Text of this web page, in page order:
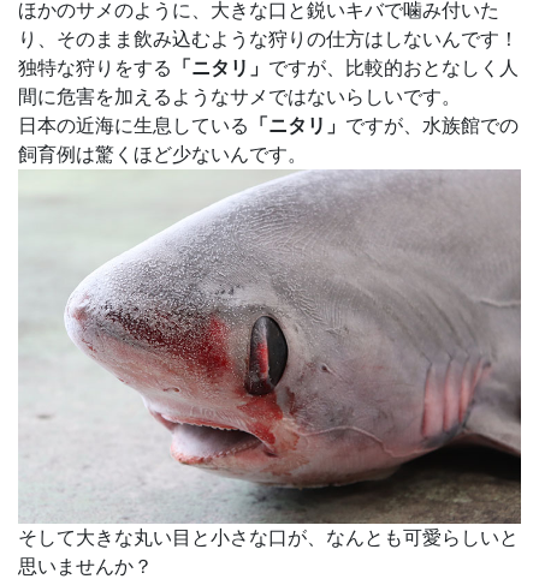
ほかのサメのように、大きな口と鋭いキバで噛み付いた
り、そのまま飲み込むような狩りの仕方はしないんです！
独特な狩りをする
「ニタリ」 ですが、比較的おとなしく人
間に危害を加えるようなサメではないらしいです。
日本の近海に生息している
「ニタリ」 ですが、水族館での
飼育例は驚くほど少ないんです。
そして大きな丸い目と小さな口が、なんとも可愛らしいと
思いませんか？